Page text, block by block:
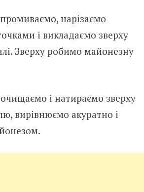
нарізаємо
і викладаємо зверху
Зверху робимо майонезну
і натираємо зверху
вирівнюємо акуратно і